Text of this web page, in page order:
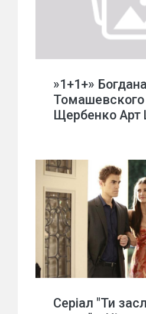
»1+1+» Богдана
Томашевского
Щербенко Арт
Серіал "Ти